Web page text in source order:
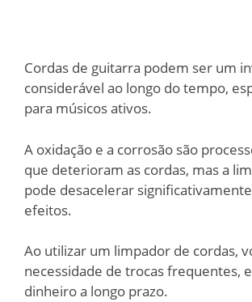
Cordas de guitarra podem ser um
considerável ao longo do tempo,
para músicos ativos.
A oxidação e a corrosão são
que deterioram as cordas, mas a
pode desacelerar
efeitos.
Ao utilizar um limpador de cordas,
necessidade de trocas frequentes,
dinheiro a longo prazo.